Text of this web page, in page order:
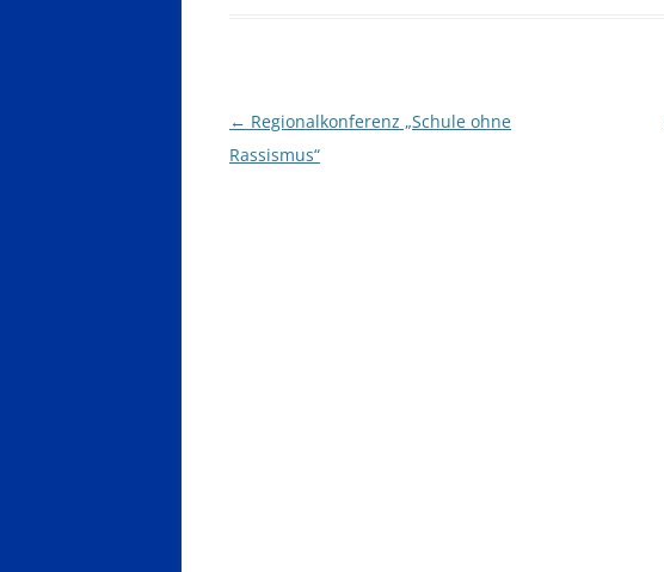
Beitragsnavigation
← Regionalkonferenz „Schule ohne
Rassismus“